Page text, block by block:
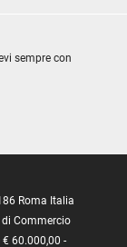
sempre con
Roma Italia
Commercio
€ 60.000,00 -